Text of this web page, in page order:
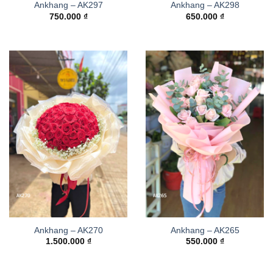
Ankhang – AK297
750.000 ₫
Ankhang – AK298
650.000 ₫
Ankhang – AK270
1.500.000 ₫
Ankhang – AK265
550.000 ₫